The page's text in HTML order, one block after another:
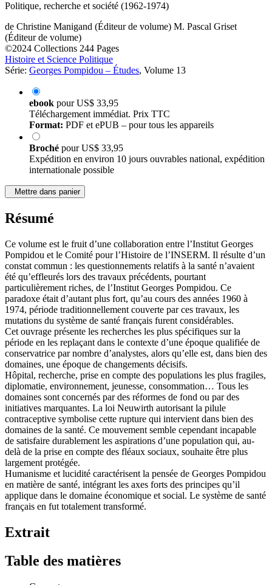
Politique, recherche et société (1962-1974)
de Christine Manigand (Éditeur de volume) M. Pascal Griset
(Éditeur de volume)
©2024 Collections 244 Pages
Histoire et Science Politique
Série: Georges Pompidou – Études, Volume 13
ebook pourUS$ 33,95
Téléchargement immédiat. Prix TTC
Format: PDF et ePUB – pour tous les appareils
Broché pourUS$ 33,95
Expédition en environ 10 jours ouvrables national, expédition
internationale possible
Mettre dans panier
Résumé
Ce volume est le fruit d’une collaboration entre l’Institut Georges
Pompidou et le Comité pour l’Histoire de l’INSERM. Il résulte d’un
constat commun : les questionnements relatifs à la santé n’avaient
été qu’effleurés lors des travaux précédents, pourtant
particulièrement riches, de l’Institut Georges Pompidou. Ce
paradoxe était d’autant plus fort, qu’au cours des années 1960 à
1974, période traditionnellement couverte par ces travaux, les
mutations du système de santé français furent considérables.
Cet ouvrage présente les recherches les plus spécifiques sur la
période en les replaçant dans le contexte d’une époque qualifiée de
conservatrice par nombre d’analystes, alors qu’elle est, dans bien des
domaines, une époque de changements décisifs.
Hôpital, recherche, prise en compte des populations les plus fragiles,
diplomatie, environnement, jeunesse, consommation… Tous les
domaines sont concernés par des réformes de fond ou par des
initiatives marquantes. La loi Neuwirth autorisant la pilule
contraceptive symbolise cette rupture qui intervient dans bien des
domaines de la santé. Ce mouvement semble cependant incapable
de satisfaire durablement les aspirations d’une population qui, au-
delà de la prise en compte des fléaux sociaux, souhaite être plus
largement protégée.
Humanisme et lucidité caractérisent la pensée de Georges Pompidou
en matière de santé, intégrant les axes forts des principes qu’il
applique dans le domaine économique et social. Le système de santé
français en fut totalement transformé.
Extrait
Table des matières